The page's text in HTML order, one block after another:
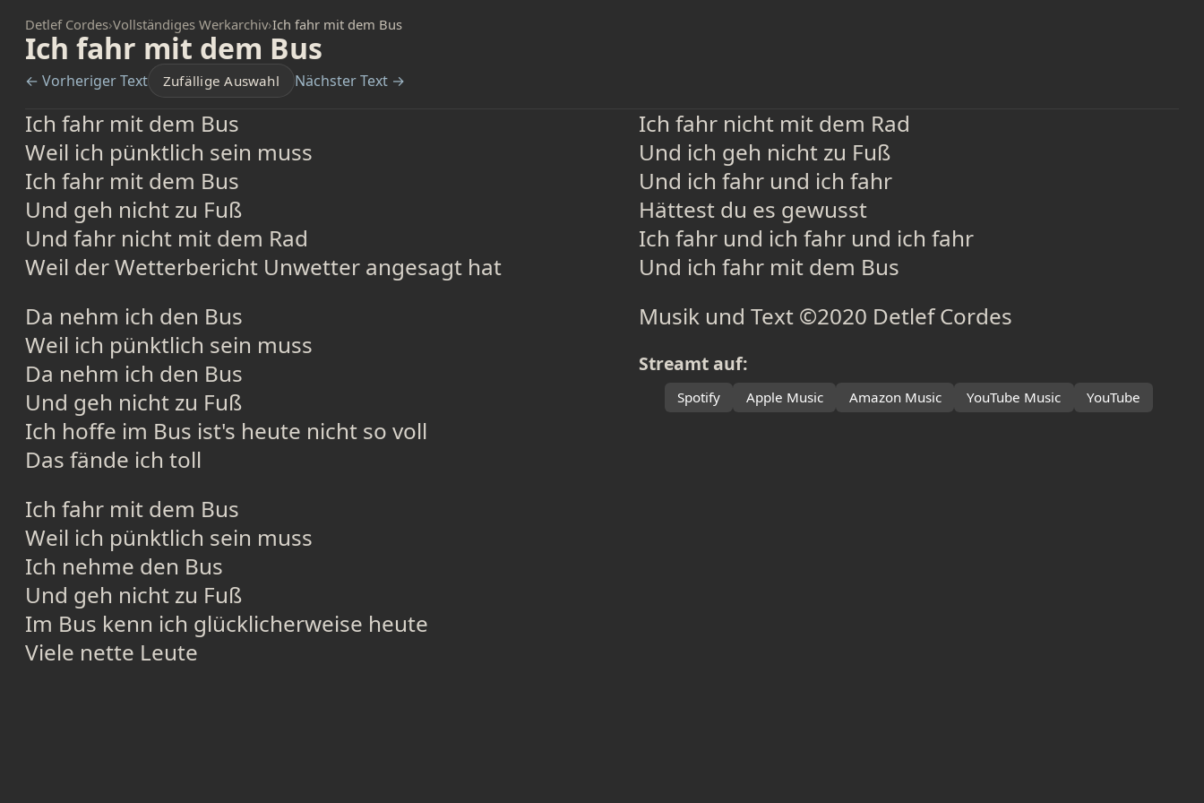
Detlef Cordes›Vollständiges Werkarchiv›Ich fahr mit dem Bus
Ich fahr mit dem Bus
← Vorheriger Text Zufällige Auswahl Nächster Text →
Ich fahr mit dem Bus
Weil ich pünktlich sein muss
Ich fahr mit dem Bus
Und geh nicht zu Fuß
Und fahr nicht mit dem Rad
Weil der Wetterbericht Unwetter angesagt hat
Da nehm ich den Bus
Weil ich pünktlich sein muss
Da nehm ich den Bus
Und geh nicht zu Fuß
Ich hoffe im Bus ist's heute nicht so voll
Das fände ich toll
Ich fahr mit dem Bus
Weil ich pünktlich sein muss
Ich nehme den Bus
Und geh nicht zu Fuß
Im Bus kenn ich glücklicherweise heute
Viele nette Leute
Ich fahr nicht mit dem Rad
Und ich geh nicht zu Fuß
Und ich fahr und ich fahr
Hättest du es gewusst
Ich fahr und ich fahr und ich fahr
Und ich fahr mit dem Bus
Musik und Text ©2020 Detlef Cordes
Streamt auf:
Spotify Apple Music Amazon Music YouTube Music YouTube